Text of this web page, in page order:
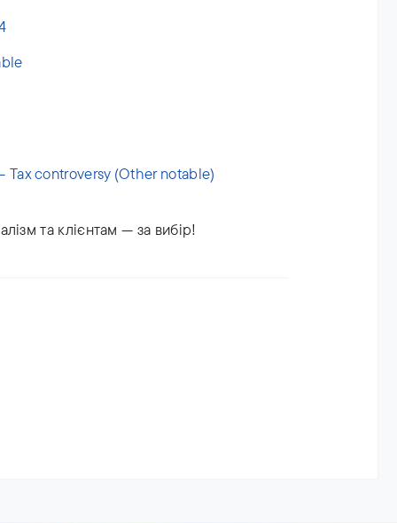
controversy (Other notable)
та клієнтам — за вибір!